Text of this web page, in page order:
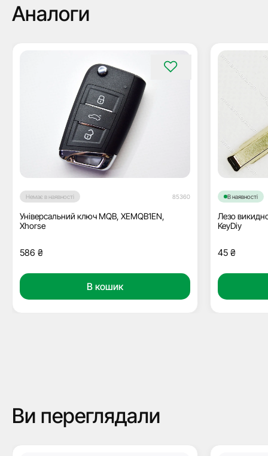
Аналоги
Немає в наявності 85360
Універсальний ключ MQB, XEMQB1EN,
Xhorse
586 ₴
В кошик
В наявності
Лезо
KeyDiy
45 ₴
Ви переглядали